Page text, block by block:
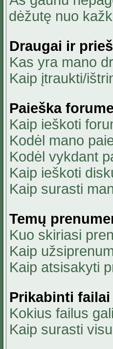
dėžutę nuo
Draugai ir
Kas yra mano
Kaip įtraukti/
Paieška forume
Kaip ieškoti
Kodėl mano
Kodėl vykdant
Kaip ieškoti
Kaip surasti
Temų
Kuo skiriasi
Kaip
Kaip atsisakyti
Prikabinti failai
Kokius failus
Kaip surasti